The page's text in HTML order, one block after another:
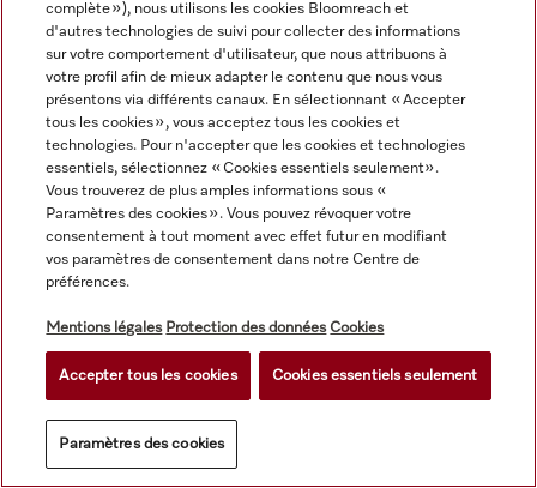
UG 30-60/80
CHF 935.00
En stock
Produit de rinçage, 5 l
complète »), nous utilisons les cookies Bloomreach et
d'autres technologies de suivi pour collecter des informations
sur votre comportement d'utilisateur, que nous attribuons à
votre profil afin de mieux adapter le contenu que nous vous
présentons via différents canaux. En sélectionnant « Accepter
tous les cookies », vous acceptez tous les cookies et
technologies. Pour n'accepter que les cookies et technologies
essentiels, sélectionnez « Cookies essentiels seulement».
Vous trouverez de plus amples informations sous «
Paramètres des cookies ». Vous pouvez révoquer votre
consentement à tout moment avec effet futur en modifiant
vos paramètres de consentement dans notre Centre de
préférences.
Mentions légales Protection des données Cookies
Accepter tous les cookies Cookies essentiels seulement
Paramètres des cookies